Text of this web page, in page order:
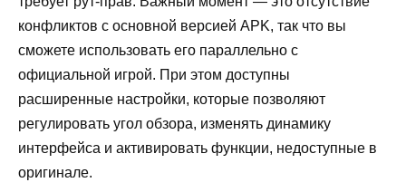
конфликтов с основной версией APK, так что вы
сможете использовать его параллельно с
официальной игрой. При этом доступны
расширенные настройки, которые позволяют
регулировать угол обзора, изменять динамику
интерфейса и активировать функции, недоступные в
оригинале.